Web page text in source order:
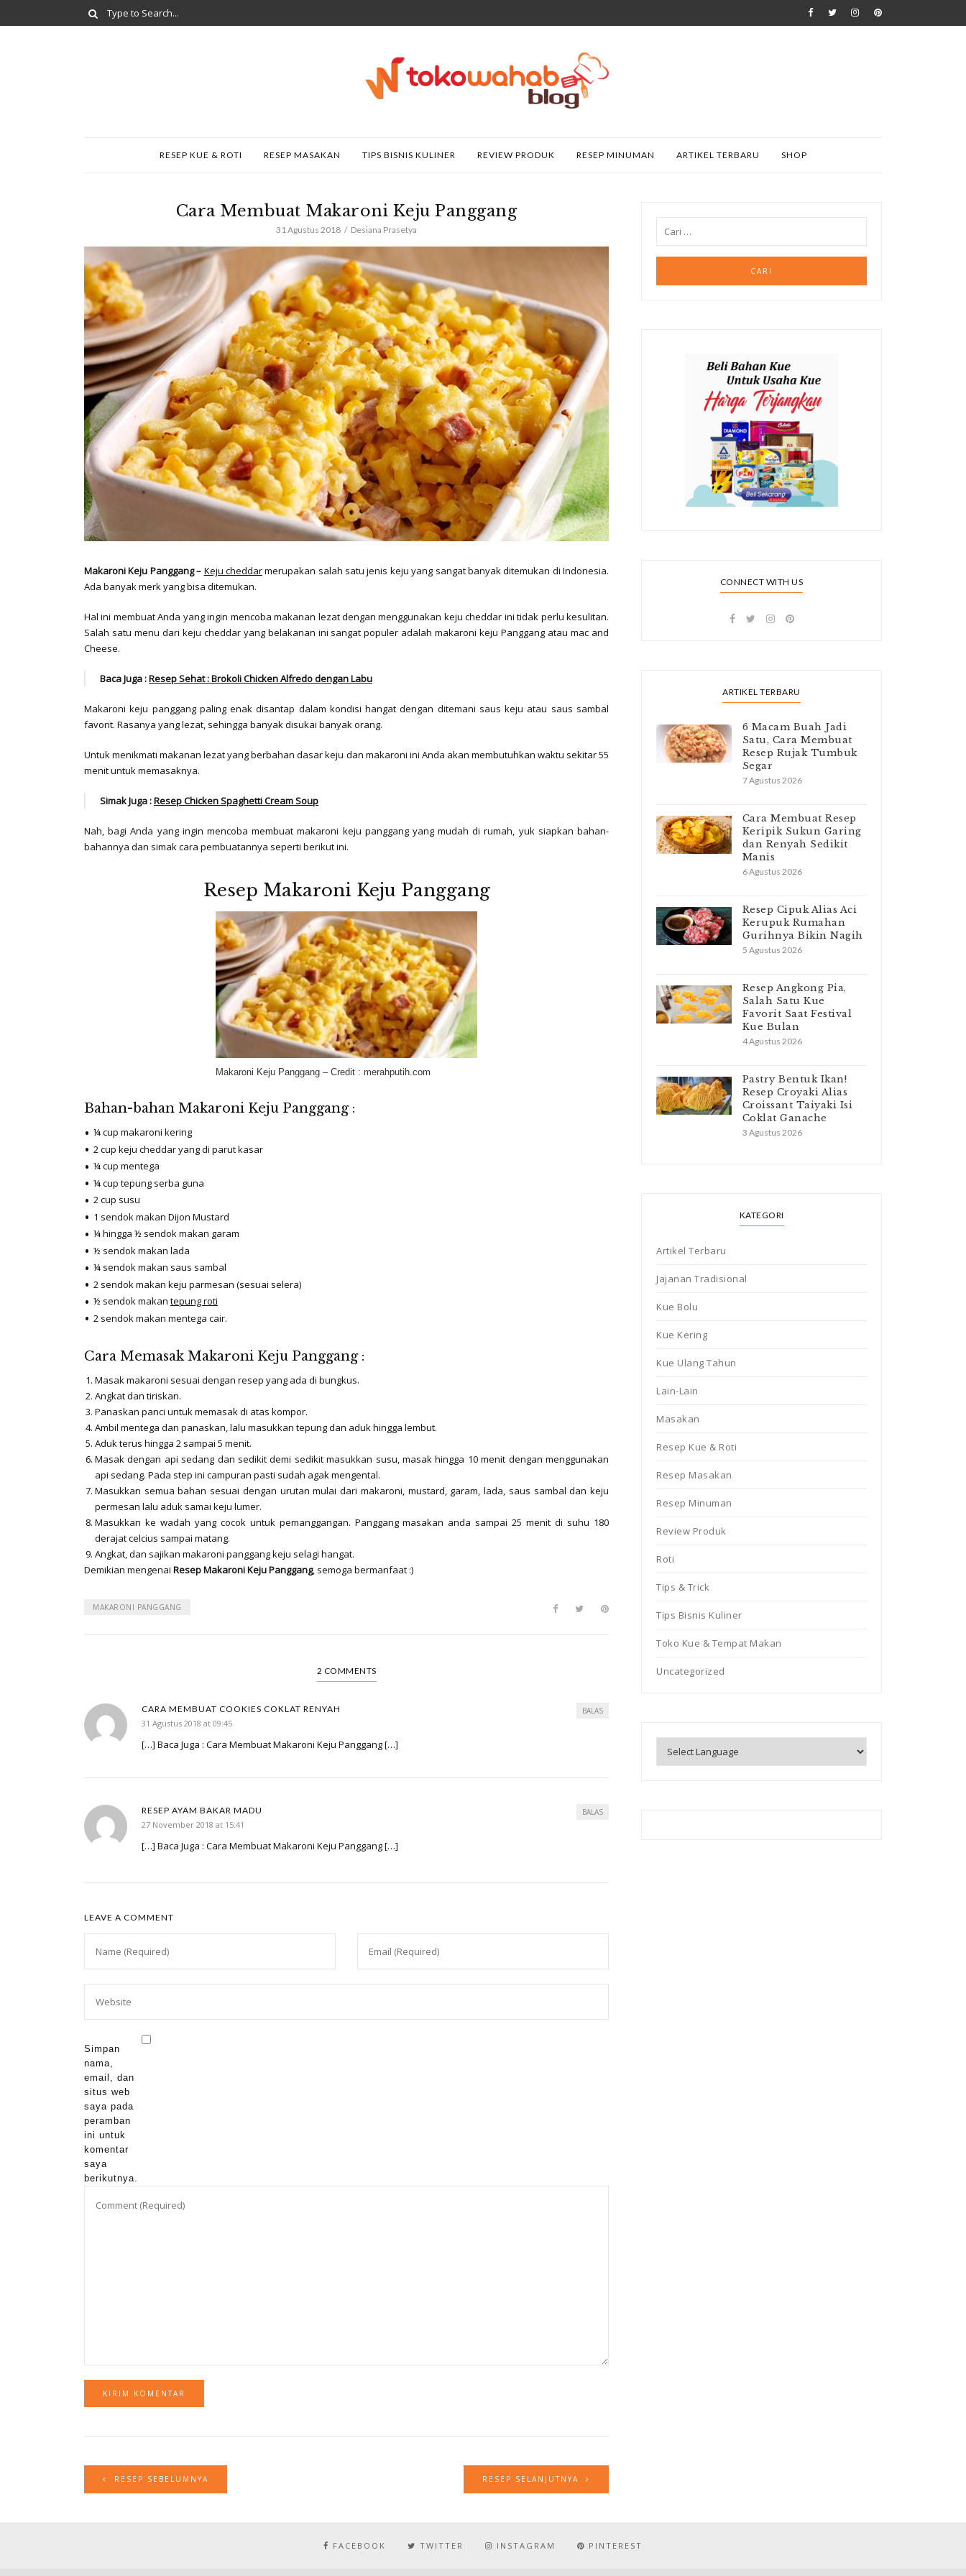
RESEP KUE & ROTI RESEP MASAKAN TIPS BISNIS KULINER REVIEW PRODUK RESEP MINUMAN ARTIKEL TERBARU SHOP
Cara Membuat Makaroni Keju Panggang
31 Agustus 2018 Desiana Prasetya
Makaroni Keju Panggang – Keju cheddarmerupakan salah satu jenis keju yang sangat banyak ditemukan di Indonesia.
Ada banyak merk yang bisa ditemukan.
Hal ini membuat Anda yang ingin mencoba makanan lezat dengan menggunakan keju cheddar ini tidak perlu kesulitan.
Salah satu menu dari keju cheddar yang belakanan ini sangat populer adalah makaroni keju Panggang atau mac and
Cheese.
Baca Juga :Resep Sehat : Brokoli Chicken Alfredo dengan Labu
Makaroni keju panggang paling enak disantap dalam kondisi hangat dengan ditemani saus keju atau saus sambal
favorit. Rasanya yang lezat, sehingga banyak disukai banyak orang.
Untuk menikmati makanan lezat yang berbahan dasar keju dan makaroni ini Anda akan membutuhkan waktu sekitar 55
menit untuk memasaknya.
Simak Juga :Resep Chicken Spaghetti Cream Soup
Nah, bagi Anda yang ingin mencoba membuat makaroni keju panggang yang mudah di rumah, yuk siapkan bahan-
bahannya dan simak cara pembuatannya seperti berikut ini.
Resep Makaroni Keju Panggang
Makaroni Keju Panggang – Credit : merahputih.com
Bahan-bahan Makaroni Keju Panggang :
¼ cup makaroni kering
2 cup keju cheddar yang di parut kasar
¼ cup mentega
¼ cup tepung serba guna
2 cup susu
1 sendok makan Dijon Mustard
¼ hingga ½ sendok makan garam
½ sendok makan lada
¼ sendok makan saus sambal
2 sendok makan keju parmesan (sesuai selera)
½ sendok makan tepung roti
2 sendok makan mentega cair.
Cara Memasak Makaroni Keju Panggang :
Masak makaroni sesuai dengan resep yang ada di bungkus.
Angkat dan tiriskan.
Panaskan panci untuk memasak di atas kompor.
Ambil mentega dan panaskan, lalu masukkan tepung dan aduk hingga lembut.
Aduk terus hingga 2 sampai 5 menit.
Masak dengan api sedang dan sedikit demi sedikit masukkan susu, masak hingga 10 menit dengan menggunakan
api sedang. Pada step ini campuran pasti sudah agak mengental.
Masukkan semua bahan sesuai dengan urutan mulai dari makaroni, mustard, garam, lada, saus sambal dan keju
permesan lalu aduk samai keju lumer.
Masukkan ke wadah yang cocok untuk pemanggangan. Panggang masakan anda sampai 25 menit di suhu 180
derajat celcius sampai matang.
Angkat, dan sajikan makaroni panggang keju selagi hangat.
Demikian mengenai Resep Makaroni Keju Panggang, semoga bermanfaat :)
MAKARONI PANGGANG
2 COMMENTS
CARA MEMBUAT COOKIES COKLAT RENYAH
31 Agustus 2018 at 09:45
[…] Baca Juga : Cara Membuat Makaroni Keju Panggang […]
BALAS
RESEP AYAM BAKAR MADU
27 November 2018 at 15:41
[…] Baca Juga : Cara Membuat Makaroni Keju Panggang […]
BALAS
LEAVE A COMMENT
Simpan
nama,
email, dan
situs web
saya pada
peramban
ini untuk
komentar
saya
berikutnya.
RESEP SEBELUMNYA RESEP SELANJUTNYA
CONNECT WITH US
ARTIKEL TERBARU
6 Macam Buah Jadi
Satu, Cara Membuat
Resep Rujak Tumbuk
Segar
7 Agustus 2026
Cara Membuat Resep
Keripik Sukun Garing
dan Renyah Sedikit
Manis
6 Agustus 2026
Resep Cipuk Alias Aci
Kerupuk Rumahan
Gurihnya Bikin Nagih
5 Agustus 2026
Resep Angkong Pia,
Salah Satu Kue
Favorit Saat Festival
Kue Bulan
4 Agustus 2026
Pastry Bentuk Ikan!
Resep Croyaki Alias
Croissant Taiyaki Isi
Coklat Ganache
3 Agustus 2026
KATEGORI
Artikel Terbaru
Jajanan Tradisional
Kue Bolu
Kue Kering
Kue Ulang Tahun
Lain-Lain
Masakan
Resep Kue & Roti
Resep Masakan
Resep Minuman
Review Produk
Roti
Tips & Trick
Tips Bisnis Kuliner
Toko Kue & Tempat Makan
Uncategorized
FACEBOOK TWITTER INSTAGRAM PINTEREST